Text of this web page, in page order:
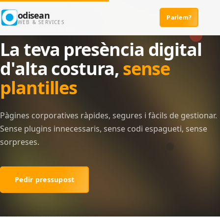
odisean
WEB & SERVICES Main navigation
Parlem?
WEBS CORPORATIVES
La teva presència digital
d'alta costura, sense
plantilles
Pàgines corporatives ràpides, segures i fàcils de gestionar.
Sense plugins innecessaris, sense codi espagueti, sense
sorpreses.
Pedir pressupost